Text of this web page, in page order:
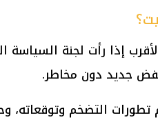
إذا رأت لجنة السياسة
جديد دون مخاطر.
تطورات التضخم وتوقعاته،